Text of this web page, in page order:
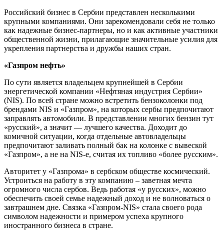
Российский бизнес в Сербии представлен несколькими
крупными компаниями. Они зарекомендовали себя не только
как надежные бизнес-партнеры, но и как активные участники
общественной жизни, прилагающие значительные усилия для
укрепления партнерства и дружбы наших стран.
«Газпром нефть»
По сути является владельцем крупнейшей в Сербии
энергетической компании «Нефтяная индустрия Сербии»
(NIS). По всей стране можно встретить бензоколонки под
брендами NIS и «Газпром», на которых сербы предпочитают
заправлять автомобили. В представлении многих бензин тут
«русский», а значит — лучшего качества. Доходит до
комичной ситуации, когда отдельные автовладельцы
предпочитают заливать полный бак на колонке с вывеской
«Газпром», а не на NIS-e, считая их топливо «более русским».
Авторитет у «Газпрома» в сербском обществе космический.
Устроиться на работу в эту компанию – заветная мечта
огромного числа сербов. Ведь работая «у русских», можно
обеспечить своей семье надежный доход и не волноваться о
завтрашнем дне. Связка «Газпром-NIS» стала своего рода
символом надежности и примером успеха крупного
иностранного бизнеса в стране.